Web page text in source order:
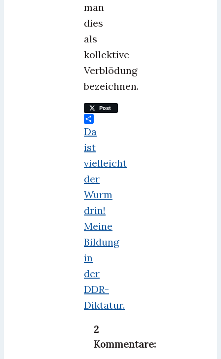
man
dies
als
kollektive
Verblödung
bezeichnen.
Post
Teilen
Da
ist
vielleicht
der
Wurm
drin!
Meine
Bildung
in
der
DDR-
Diktatur.
2
Kommentare: